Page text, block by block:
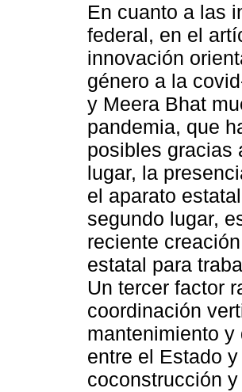
En cuanto a las
federal, en el
innovación
género a la
y Meera Bhat
pandemia, que
posibles gracias
lugar, la
el aparato
segundo lugar,
reciente
estatal para
Un tercer factor
coordinación
mantenimiento
entre el Estado
coconstrucción